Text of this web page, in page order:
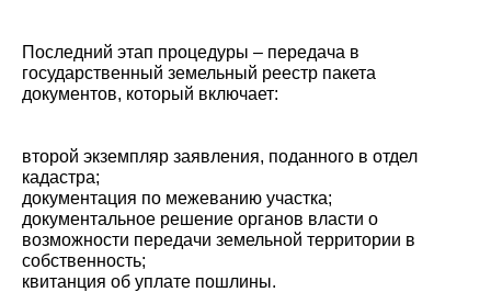
Последний этап процедуры – передача в
государственный земельный реестр пакета
документов, который включает:
второй экземпляр заявления, поданного в отдел
кадастра;
документация по межеванию участка;
документальное решение органов власти о
возможности передачи земельной территории в
собственность;
квитанция об уплате пошлины.